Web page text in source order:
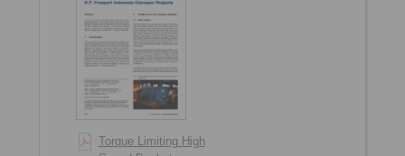
Torque Limiting High